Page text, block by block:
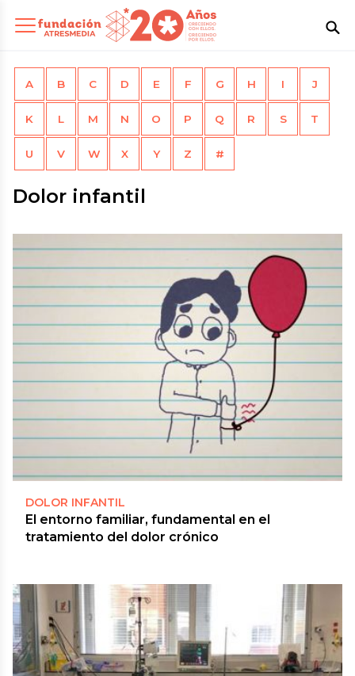
A B C D E F G H I J
K L M N O P Q R S T
U V W X Y Z #
Dolor infantil
DOLOR INFANTIL
El entorno familiar, fundamental en el
tratamiento del dolor crónico